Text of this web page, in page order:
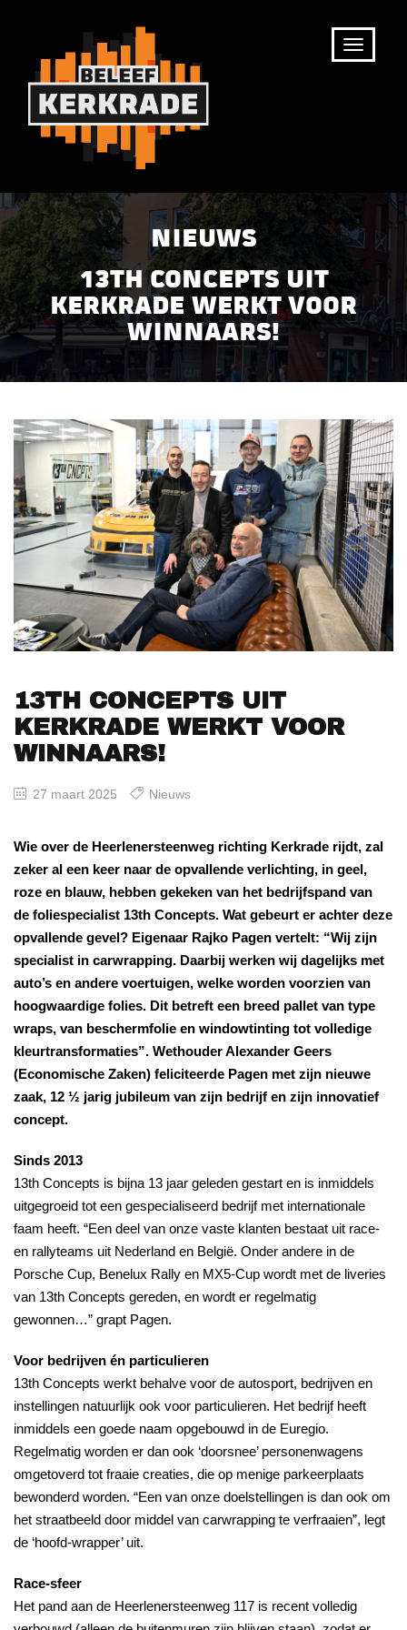
NIEUWS
13TH CONCEPTS UIT
KERKRADE WERKT VOOR
WINNAARS!
13TH CONCEPTS UIT
KERKRADE WERKT VOOR
WINNAARS!
27 maart 2025 Nieuws
Wie over de Heerlenersteenweg richting Kerkrade rijdt, zal
zeker al een keer naar de opvallende verlichting, in geel,
roze en blauw, hebben gekeken van het bedrijfspand van
de foliespecialist 13th Concepts. Wat gebeurt er achter deze
opvallende gevel? Eigenaar Rajko Pagen vertelt: “Wij zijn
specialist in carwrapping. Daarbij werken wij dagelijks met
auto’s en andere voertuigen, welke worden voorzien van
hoogwaardige folies. Dit betreft een breed pallet van type
wraps, van beschermfolie en windowtinting tot volledige
kleurtransformaties”. Wethouder Alexander Geers
(Economische Zaken) feliciteerde Pagen met zijn nieuwe
zaak, 12 ½ jarig jubileum van zijn bedrijf en zijn innovatief
concept.
Sinds 2013
13th Concepts is bijna 13 jaar geleden gestart en is inmiddels
uitgegroeid tot een gespecialiseerd bedrijf met internationale
faam heeft. “Een deel van onze vaste klanten bestaat uit race-
en rallyteams uit Nederland en België. Onder andere in de
Porsche Cup, Benelux Rally en MX5-Cup wordt met de liveries
van 13th Concepts gereden, en wordt er regelmatig
gewonnen…” grapt Pagen.
Voor bedrijven én particulieren
13th Concepts werkt behalve voor de autosport, bedrijven en
instellingen natuurlijk ook voor particulieren. Het bedrijf heeft
inmiddels een goede naam opgebouwd in de Euregio.
Regelmatig worden er dan ook ‘doorsnee’ personenwagens
omgetoverd tot fraaie creaties, die op menige parkeerplaats
bewonderd worden. “Een van onze doelstellingen is dan ook om
het straatbeeld door middel van carwrapping te verfraaien”, legt
de ‘hoofd-wrapper’ uit.
Race-sfeer
Het pand aan de Heerlenersteenweg 117 is recent volledig